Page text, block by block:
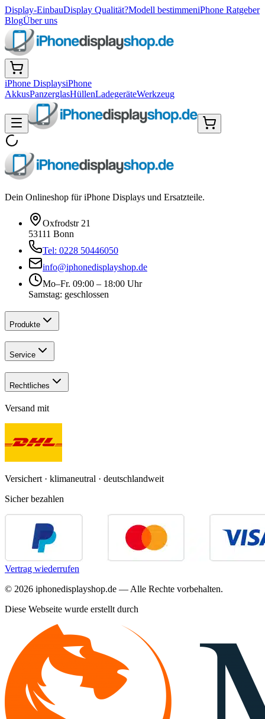
Display-EinbauDisplay Qualität?Modell bestimmeniPhone Ratgeber
BlogÜber uns
iPhone DisplaysiPhone
AkkusPanzerglasHüllenLadegeräteWerkzeug
Dein Onlineshop für iPhone Displays und Ersatzteile.
Oxfrodstr 21
53111 Bonn
Tel: 0228 50446050
info@iphonedisplayshop.de
Mo–Fr. 09:00 – 18:00 Uhr
Samstag: geschlossen
Produkte
Service
Rechtliches
Versand mit
Versichert · klimaneutral · deutschlandweit
Sicher bezahlen
Vertrag wiederrufen
© 2026 iphonedisplayshop.de — Alle Rechte vorbehalten.
Diese Webseite wurde erstellt durch